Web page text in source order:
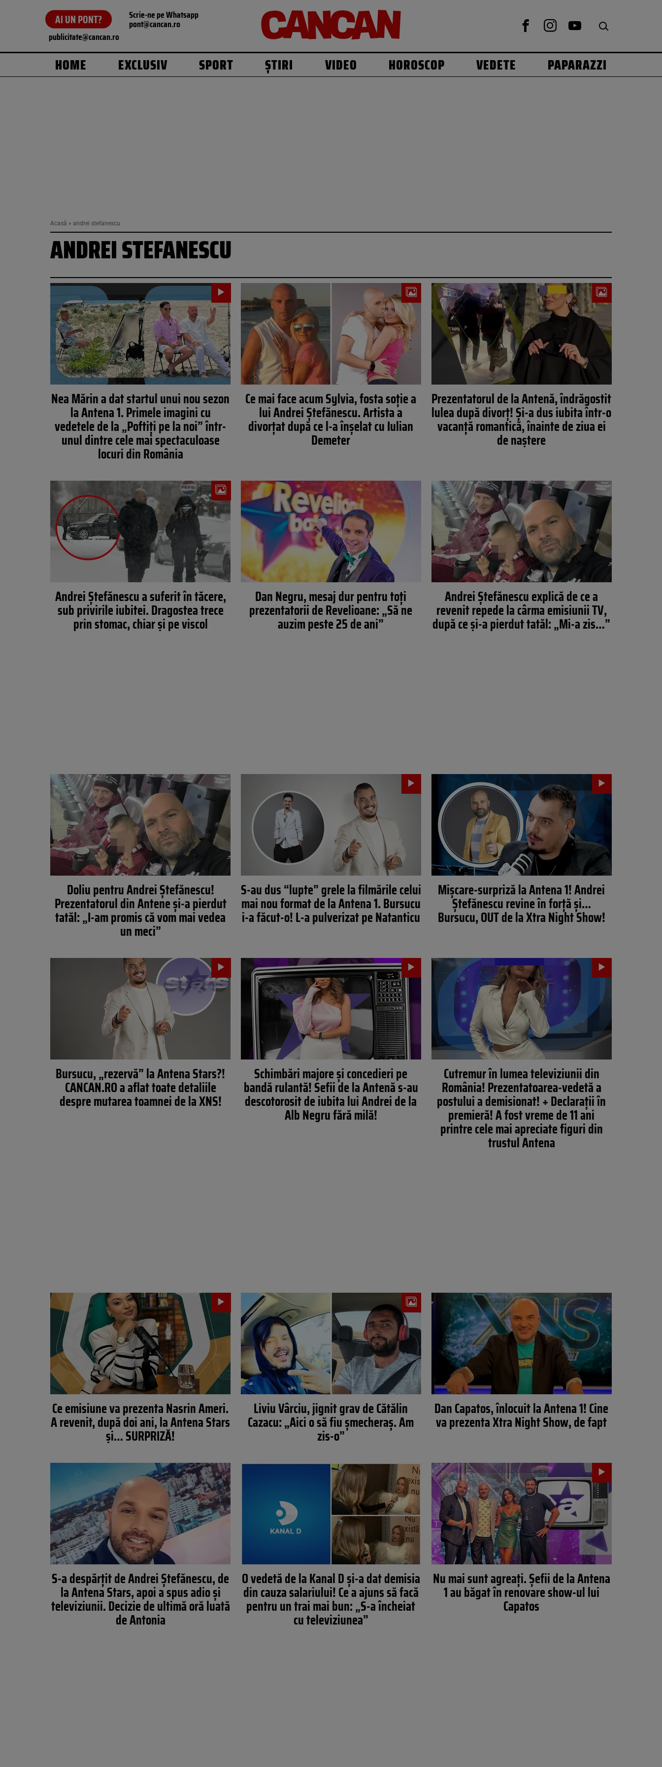
AI UN PONT? Scrie-ne pe Whatsapp
pont@cancan.ro
publicitate@cancan.ro
HOME EXCLUSIV SPORT ȘTIRI VIDEO HOROSCOP VEDETE PAPARAZZI
Acasă » andrei stefanescu
ANDREI STEFANESCU
Nea Mărin a dat startul unui nou sezon
la Antena 1. Primele imagini cu
vedetele de la „Poftiți pe la noi” într-
unul dintre cele mai spectaculoase
locuri din România
Ce mai face acum Sylvia, fosta soție a
lui Andrei Ștefănescu. Artista a
divorțat după ce l-a înșelat cu Iulian
Demeter
Prezentatorul de la Antenă, îndrăgostit
lulea după divorț! Și-a dus iubita într-o
vacanță romantică, înainte de ziua ei
de naștere
Andrei Ștefănescu a suferit în tăcere,
sub privirile iubitei. Dragostea trece
prin stomac, chiar și pe viscol
Dan Negru, mesaj dur pentru toți
prezentatorii de Revelioane: „Să ne
auzim peste 25 de ani”
Andrei Ștefănescu explică de ce a
revenit repede la cârma emisiunii TV,
după ce și-a pierdut tatăl: „Mi-a zis…”
Doliu pentru Andrei Ștefănescu!
Prezentatorul din Antene și-a pierdut
tatăl: „I-am promis că vom mai vedea
un meci”
S-au dus “lupte” grele la filmările celui
mai nou format de la Antena 1. Bursucu
i-a făcut-o! L-a pulverizat pe Natanticu
Mişcare-surpriză la Antena 1! Andrei
Ștefănescu revine în forţă şi…
Bursucu, OUT de la Xtra Night Show!
Bursucu, „rezervă” la Antena Stars?!
CANCAN.RO a aflat toate detaliile
despre mutarea toamnei de la XNS!
Schimbări majore şi concedieri pe
bandă rulantă! Sefii de la Antenă s-au
descotorosit de iubita lui Andrei de la
Alb Negru fără milă!
Cutremur în lumea televiziunii din
România! Prezentatoarea-vedetă a
postului a demisionat! + Declarații în
premieră! A fost vreme de 11 ani
printre cele mai apreciate figuri din
trustul Antena
Ce emisiune va prezenta Nasrin Ameri.
A revenit, după doi ani, la Antena Stars
și… SURPRIZĂ!
Liviu Vârciu, jignit grav de Cătălin
Cazacu: „Aici o să fiu șmecheraș. Am
zis-o”
Dan Capatos, înlocuit la Antena 1! Cine
va prezenta Xtra Night Show, de fapt
S-a despărțit de Andrei Ștefănescu, de
la Antena Stars, apoi a spus adio și
televiziunii. Decizie de ultimă oră luată
de Antonia
O vedetă de la Kanal D și-a dat demisia
din cauza salariului! Ce a ajuns să facă
pentru un trai mai bun: „S-a încheiat
cu televiziunea”
Nu mai sunt agreați. Șefii de la Antena
1 au băgat în renovare show-ul lui
Capatos